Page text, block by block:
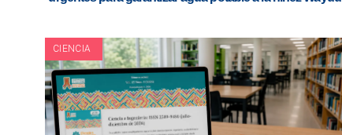
CIENCIA